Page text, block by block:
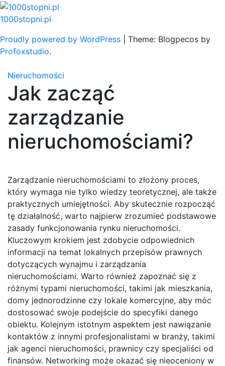
Skip
to
1000stopni.pl
Proudly powered by WordPress
Theme: Blogpecos by
Profoxstudio.
Nieruchomości
Jak zacząć
zarządzanie
nieruchomościami?
Zarządzanie nieruchomościami to złożony proces,
który wymaga nie tylko wiedzy teoretycznej, ale także
praktycznych umiejętności. Aby skutecznie rozpocząć
tę działalność, warto najpierw zrozumieć podstawowe
zasady funkcjonowania rynku nieruchomości.
Kluczowym krokiem jest zdobycie odpowiednich
informacji na temat lokalnych przepisów prawnych
dotyczących wynajmu i zarządzania
nieruchomościami. Warto również zapoznać się z
różnymi typami nieruchomości, takimi jak mieszkania,
domy jednorodzinne czy lokale komercyjne, aby móc
dostosować swoje podejście do specyfiki danego
obiektu. Kolejnym istotnym aspektem jest nawiązanie
kontaktów z innymi profesjonalistami w branży, takimi
jak agenci nieruchomości, prawnicy czy specjaliści od
finansów. Networking może okazać się nieoceniony w